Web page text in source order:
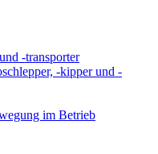
-transporter
-kipper und -
im Betrieb